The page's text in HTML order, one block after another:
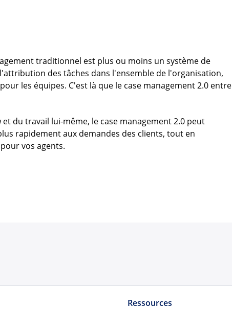
traditionnel est plus ou moins un système de
des tâches dans l'ensemble de l'organisation,
les équipes. C'est là que le case management 2.0 entre
du travail lui-même, le case management 2.0 peut
rapidement aux demandes des clients, tout en
vos agents.
Ressources